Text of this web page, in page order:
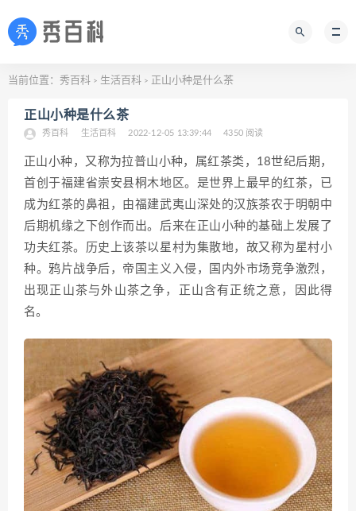
当前位置： 秀百科 > 生活百科 > 正山小种是什么茶
正山小种是什么茶
秀百科 生活百科 2022-12-05 13:39:44 4350 阅读
正山小种，又称为拉普山小种，属红茶类，18世纪后期，
首创于福建省崇安县桐木地区。是世界上最早的红茶，已
成为红茶的鼻祖，由福建武夷山深处的汉族茶农于明朝中
后期机缘之下创作而出。后来在正山小种的基础上发展了
功夫红茶。历史上该茶以星村为集散地，故又称为星村小
种。鸦片战争后，帝国主义入侵，国内外市场竞争激烈，
出现正山茶与外山茶之争，正山含有正统之意，因此得
名。